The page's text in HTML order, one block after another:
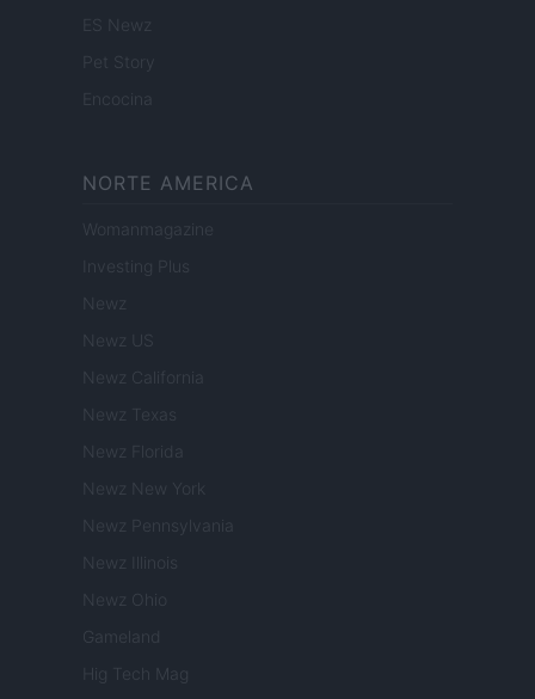
ES Newz
Encocina
NORTE AMERICA
Womanmagazine
Investing Plus
Newz
Newz US
Newz California
Newz Texas
Newz Florida
Newz New York
Newz Pennsylvania
Newz Illinois
Newz Ohio
Gameland
Hig Tech Mag